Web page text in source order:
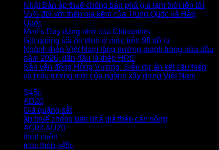
Nhật Bản áp thuế chống bán phá giá tạm thời lên tới
55% đối với thép mạ kẽm của Trung Quốc và Hàn
Quốc
Men’s Day đáng nhớ của Citicomers
Giá quặng sắt ổn định ở mức trên 98 đô la
Ngành thép Việt Nam tăng trưởng mạnh trong nửa đầu
năm 2026, dẫn đầu là thép HRC
Sân vận động Hùng Vương: Siêu dự án kết cấu thép
và biểu tượng mới của ngành xây dựng Việt Nam
S45c
AD20
Giá quặng sắt
áp thuế chống bán phá giá thép cán nóng
AC03.AD20
thép cuộn
mác thép s45c